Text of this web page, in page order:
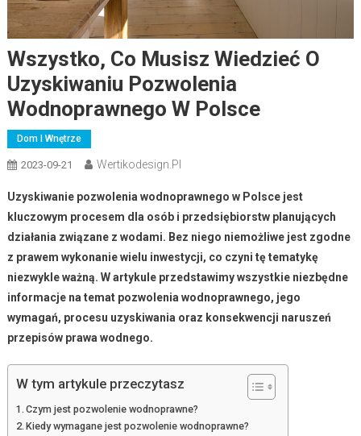
Wszystko, Co Musisz Wiedzieć O
Uzyskiwaniu Pozwolenia
Wodnoprawnego W Polsce
Dom I Wnętrze
2023-09-21 Wertikodesign.pl
Uzyskiwanie pozwolenia wodnoprawnego w Polsce jest
kluczowym procesem dla osób i przedsiębiorstw planujących
działania związane z wodami. Bez niego niemożliwe jest zgodne
z prawem wykonanie wielu inwestycji, co czyni tę tematykę
niezwykle ważną. W artykule przedstawimy wszystkie niezbędne
informacje na temat pozwolenia wodnoprawnego, jego
wymagań, procesu uzyskiwania oraz konsekwencji naruszeń
przepisów prawa wodnego.
W tym artykule przeczytasz
Czym jest pozwolenie wodnoprawne?
Kiedy wymagane jest pozwolenie wodnoprawne?